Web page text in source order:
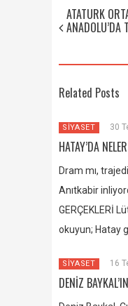
ATATÜRK
ANADOLU’DA
Related Posts
SİYASET 30
HATAY’DA
Dram mı,
Anıtkabir
GERÇEKLERİ
okuyun; Hatay
SİYASET 16
DENİZ